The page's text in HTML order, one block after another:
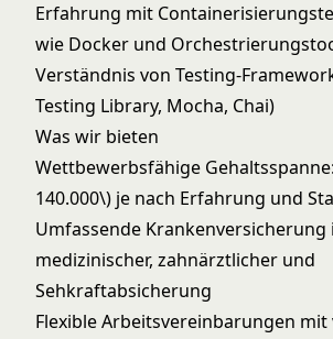
Erfahrung mit
wie Docker und
Verständnis von Testing-
Testing Library, Mocha, Chai)
Was wir bieten
Wettbewerbsfähige
140.000\) je nach Erfahrung und
Umfassende Krankenversicherung
medizinischer, zahnärztlicher und
Sehkraftabsicherung
Flexible Arbeitsvereinbarungen